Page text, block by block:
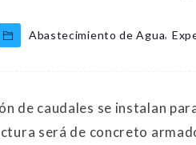
Abastecimiento de Agua,
de caudales se instalan
será de concreto